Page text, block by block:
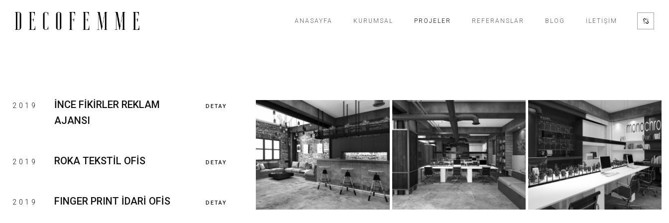
ANASAYFA KURUMSAL PROJELER REFERANSLAR BLOG İLETİŞİM
2019
İNCE FİKİRLER REKLAM
AJANSI
DETAY
2019 ROKA TEKSTİL OFİS DETAY
2019 FINGER PRINT İDARİ OFİS DETAY